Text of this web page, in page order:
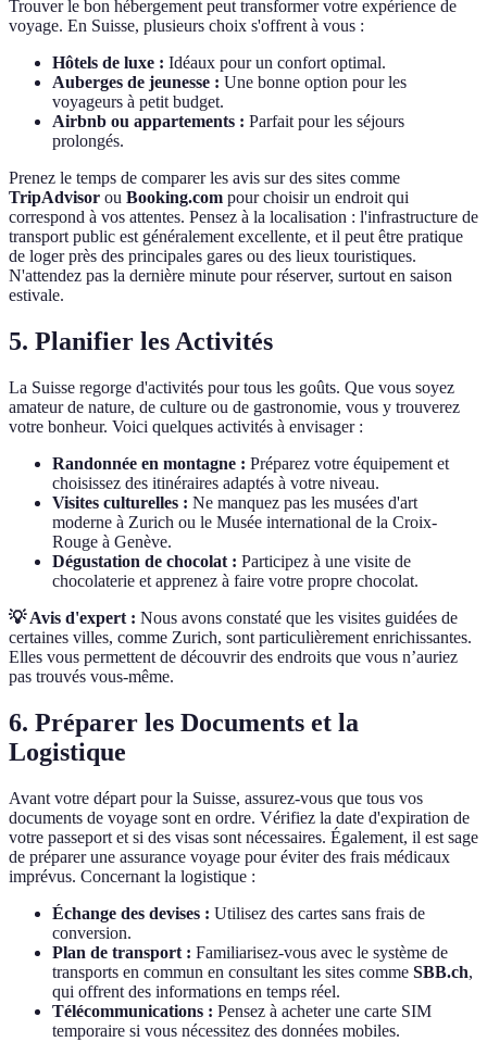
Trouver le bon hébergement peut transformer votre expérience de
voyage. En Suisse, plusieurs choix s'offrent à vous :
Hôtels de luxe : Idéaux pour un confort optimal.
Auberges de jeunesse : Une bonne option pour les
voyageurs à petit budget.
Airbnb ou appartements : Parfait pour les séjours
prolongés.
Prenez le temps de comparer les avis sur des sites comme
TripAdvisor ou Booking.com pour choisir un endroit qui
correspond à vos attentes. Pensez à la localisation : l'infrastructure de
transport public est généralement excellente, et il peut être pratique
de loger près des principales gares ou des lieux touristiques.
N'attendez pas la dernière minute pour réserver, surtout en saison
estivale.
5. Planifier les Activités
La Suisse regorge d'activités pour tous les goûts. Que vous soyez
amateur de nature, de culture ou de gastronomie, vous y trouverez
votre bonheur. Voici quelques activités à envisager :
Randonnée en montagne : Préparez votre équipement et
choisissez des itinéraires adaptés à votre niveau.
Visites culturelles : Ne manquez pas les musées d'art
moderne à Zurich ou le Musée international de la Croix-
Rouge à Genève.
Dégustation de chocolat : Participez à une visite de
chocolaterie et apprenez à faire votre propre chocolat.
💡 Avis d'expert : Nous avons constaté que les visites guidées de
certaines villes, comme Zurich, sont particulièrement enrichissantes.
Elles vous permettent de découvrir des endroits que vous n’auriez
pas trouvés vous-même.
6. Préparer les Documents et la
Logistique
Avant votre départ pour la Suisse, assurez-vous que tous vos
documents de voyage sont en ordre. Vérifiez la date d'expiration de
votre passeport et si des visas sont nécessaires. Également, il est sage
de préparer une assurance voyage pour éviter des frais médicaux
imprévus. Concernant la logistique :
Échange des devises : Utilisez des cartes sans frais de
conversion.
Plan de transport : Familiarisez-vous avec le système de
transports en commun en consultant les sites comme SBB.ch,
qui offrent des informations en temps réel.
Télécommunications : Pensez à acheter une carte SIM
temporaire si vous nécessitez des données mobiles.